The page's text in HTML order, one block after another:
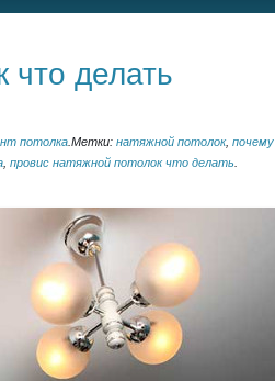
что делать
потолка Метки: натяжной потолок, почему
провис натяжной потолок что делать